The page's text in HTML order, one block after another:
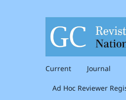
Current Journal
Ad Hoc Reviewer